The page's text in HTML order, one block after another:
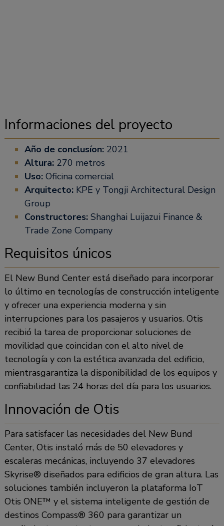
Informaciones del proyecto
Año de conclusíon:2021
Altura:270 metros
Uso:Oficina comercial
Arquitecto: KPE y Tongji Architectural Design
Group
Constructores: Shanghai Luijazui Finance &
Trade Zone Company
Requisitos únicos
El New Bund Center está diseñado para incorporar
lo último en tecnologías de construcción inteligente
y ofrecer una experiencia moderna y sin
interrupciones para los pasajeros y usuarios. Otis
recibió la tarea de proporcionar soluciones de
movilidad que coincidan con el alto nivel de
tecnología y con la estética avanzada del edificio,
mientrasgarantiza la disponibilidad de los equipos y
confiabilidad las 24 horas del día para los usuarios.
Innovación de Otis
Para satisfacer las necesidades del New Bund
Center, Otis instaló más de 50 elevadores y
escaleras mecánicas, incluyendo 37 elevadores
Skyrise® diseñados para edificios de gran altura. Las
soluciones también incluyeron la plataforma IoT
Otis ONE™ y el sistema inteligente de gestión de
destinos Compass® 360 para garantizar un